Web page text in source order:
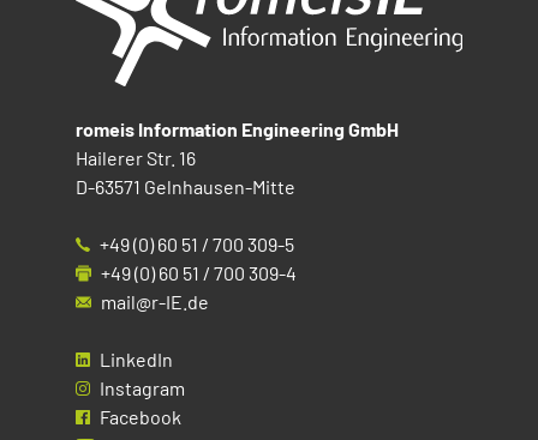
romeis Information Engineering GmbH
Hailerer Str. 16
D-63571 Gelnhausen-Mitte
+49 (0) 60 51 / 700 309-5
+49 (0) 60 51 / 700 309-4
mail@r-IE.de
LinkedIn
Instagram
Facebook